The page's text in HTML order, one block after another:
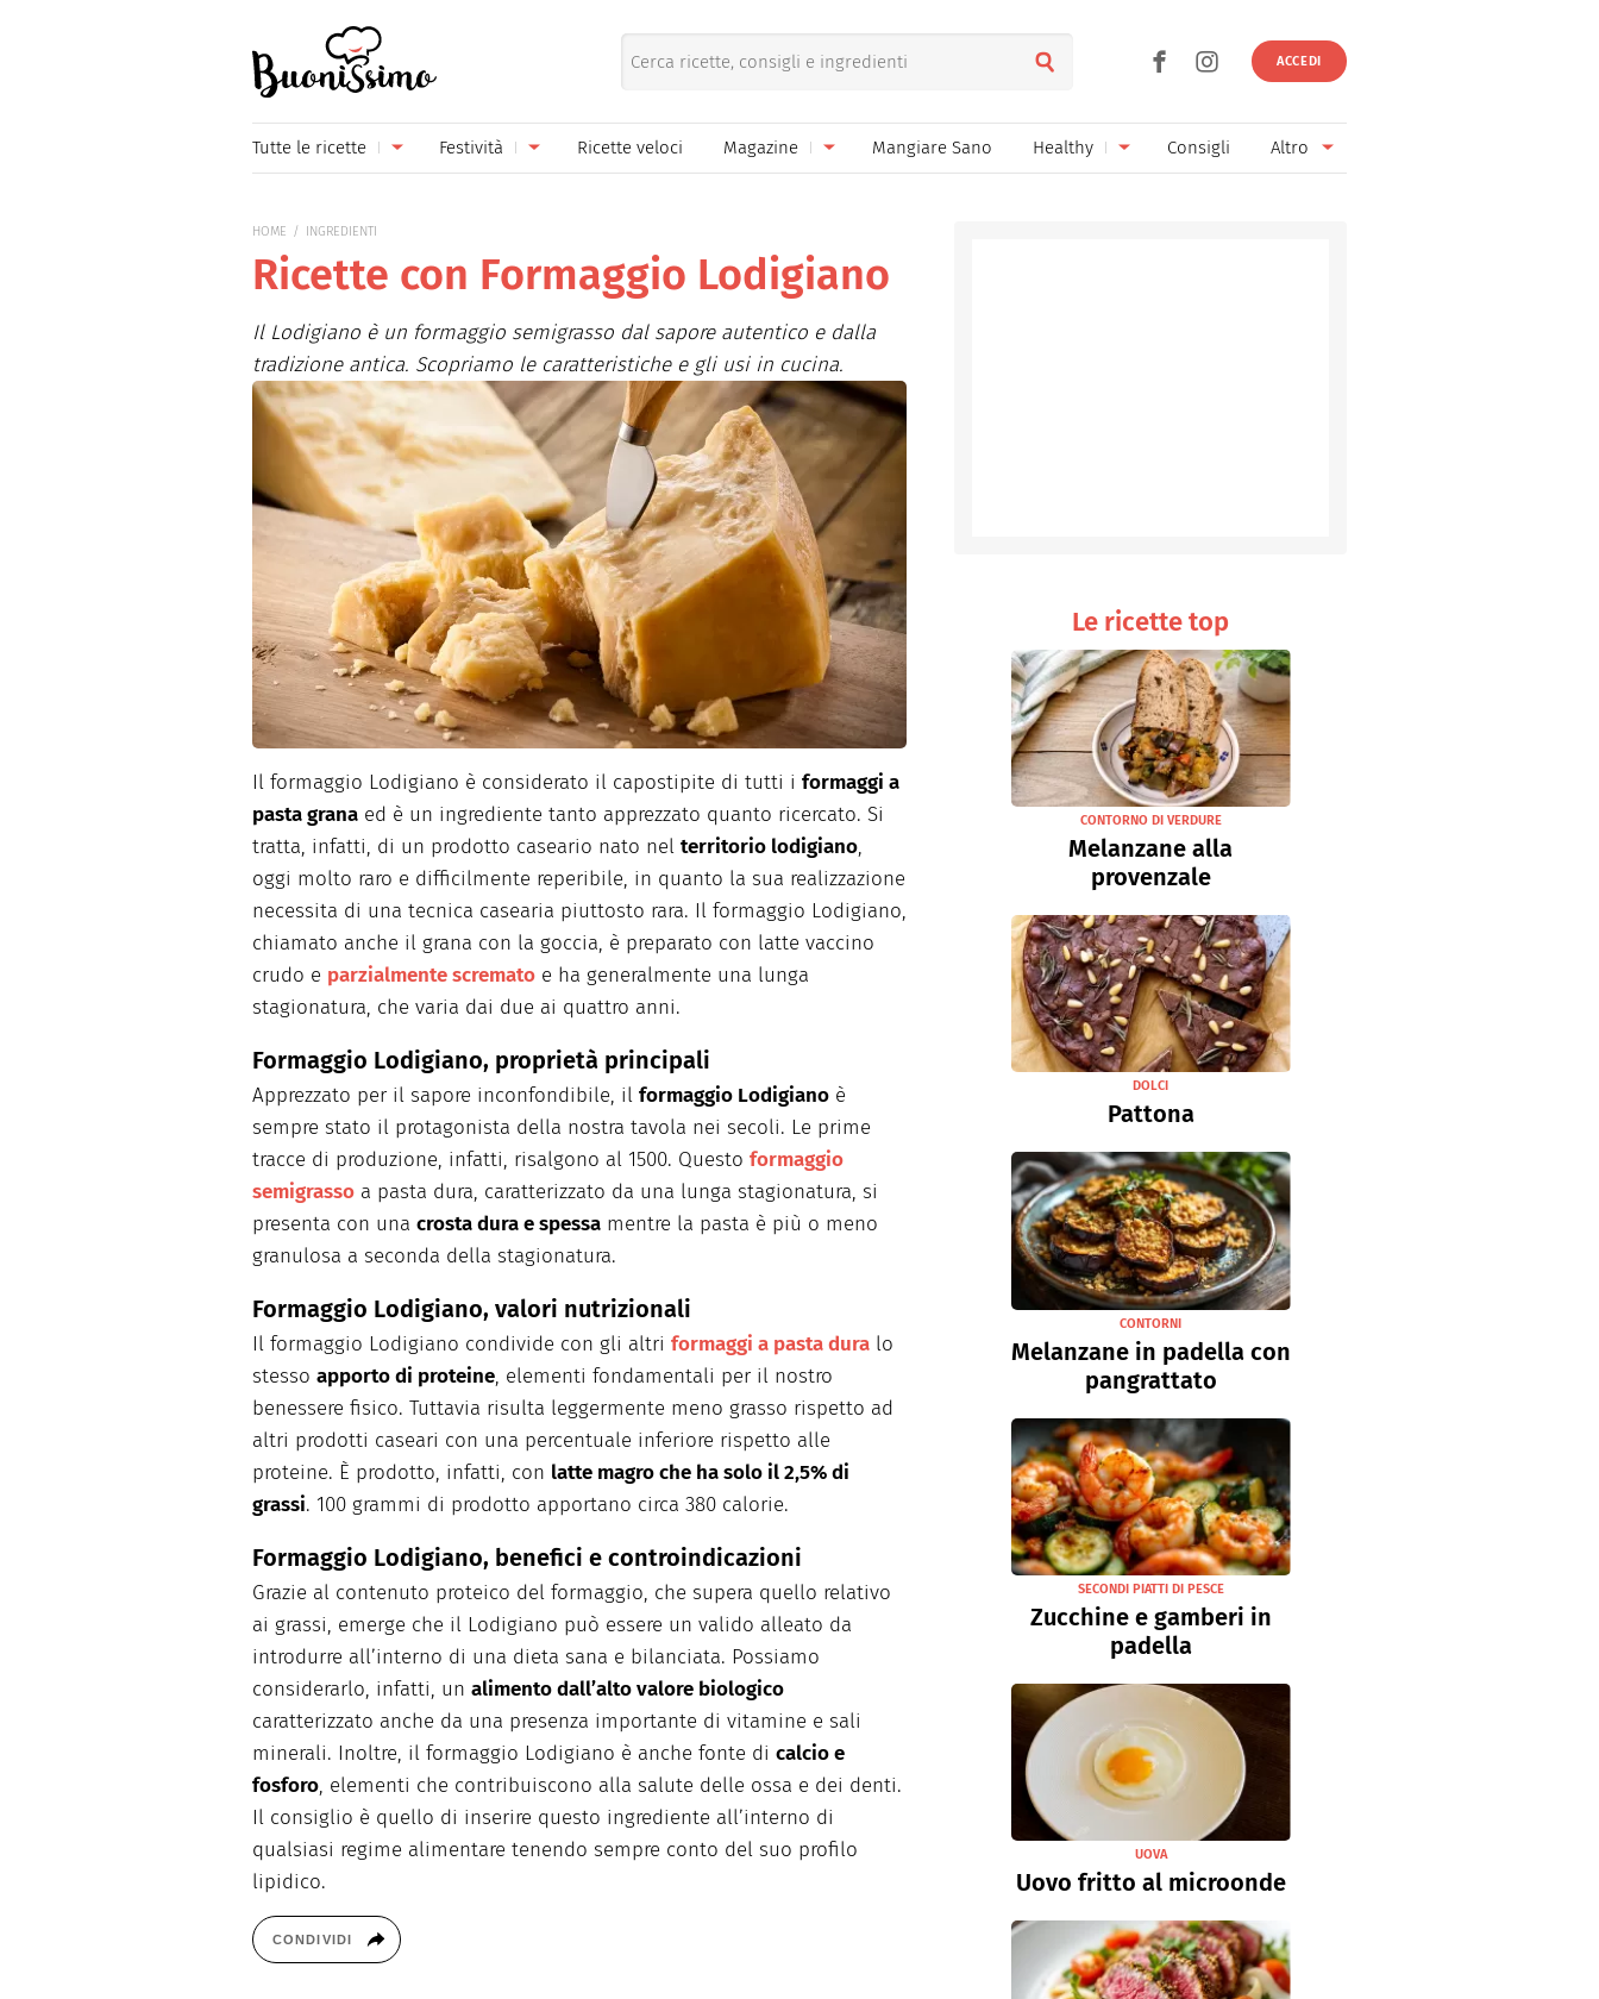
ACCEDI
Tutte le ricette
Primi piatti Pane pizza focacce
Salse e sughi
Piatti unici Marmellate e confetture
Contorni Conserve
Formaggi Ricette di base
Frutta Bevande
Festività
Carnevale
Festa della Donna
Festa della Mamma
Festa del Papà
Halloween
Natale
Pasqua
San Valentino
Ricette veloci Magazine Mangiare Sano Healthy Consigli Altro
HOME INGREDIENTI
Ricette con Formaggio Lodigiano
Il Lodigiano è un formaggio semigrasso dal sapore autentico e dalla
tradizione antica. Scopriamo le caratteristiche e gli usi in cucina.
Il formaggio Lodigiano è considerato il capostipite di tutti i formaggi a
pasta grana ed è un ingrediente tanto apprezzato quanto ricercato. Si
tratta, infatti, di un prodotto caseario nato nel territorio lodigiano,
oggi molto raro e difficilmente reperibile, in quanto la sua realizzazione
necessita di una tecnica casearia piuttosto rara. Il formaggio Lodigiano,
chiamato anche il grana con la goccia, è preparato con latte vaccino
crudo e parzialmente scremato e ha generalmente una lunga
stagionatura, che varia dai due ai quattro anni.
Formaggio Lodigiano, proprietà principali
Apprezzato per il sapore inconfondibile, il formaggio Lodigiano è
sempre stato il protagonista della nostra tavola nei secoli. Le prime
tracce di produzione, infatti, risalgono al 1500. Questo formaggio
semigrasso a pasta dura, caratterizzato da una lunga stagionatura, si
presenta con una crosta dura e spessa mentre la pasta è più o meno
granulosa a seconda della stagionatura.
Formaggio Lodigiano, valori nutrizionali
Il formaggio Lodigiano condivide con gli altri formaggi a pasta dura lo
stesso apporto di proteine, elementi fondamentali per il nostro
benessere fisico. Tuttavia risulta leggermente meno grasso rispetto ad
altri prodotti caseari con una percentuale inferiore rispetto alle
proteine. È prodotto, infatti, con latte magro che ha solo il 2,5% di
grassi. 100 grammi di prodotto apportano circa 380 calorie.
Formaggio Lodigiano, benefici e controindicazioni
Grazie al contenuto proteico del formaggio, che supera quello relativo
ai grassi, emerge che il Lodigiano può essere un valido alleato da
introdurre all’interno di una dieta sana e bilanciata. Possiamo
considerarlo, infatti, un alimento dall’alto valore biologico
caratterizzato anche da una presenza importante di vitamine e sali
minerali. Inoltre, il formaggio Lodigiano è anche fonte di calcio e
fosforo, elementi che contribuiscono alla salute delle ossa e dei denti.
Il consiglio è quello di inserire questo ingrediente all’interno di
qualsiasi regime alimentare tenendo sempre conto del suo profilo
lipidico.
CONDIVIDI
Le ricette top
CONTORNO DI VERDURE
Melanzane alla
provenzale
DOLCI
Pattona
CONTORNI
Melanzane in padella con
pangrattato
SECONDI PIATTI DI PESCE
Zucchine e gamberi in
padella
UOVA
Uovo fritto al microonde